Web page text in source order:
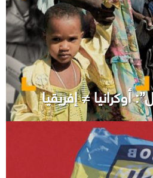
أوكرانيا ≠ إفريقيا